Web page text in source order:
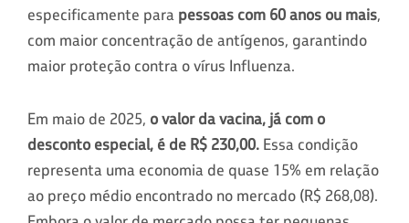
especificamente para pessoas com 60 anos ou mais,
com maior concentração de antígenos, garantindo
maior proteção contra o vírus Influenza.
Em maio de 2025, o valor da vacina, já com o
desconto especial, é de R$ 230,00. Essa condição
representa uma economia de quase 15% em relação
ao preço médio encontrado no mercado (R$ 268,08).